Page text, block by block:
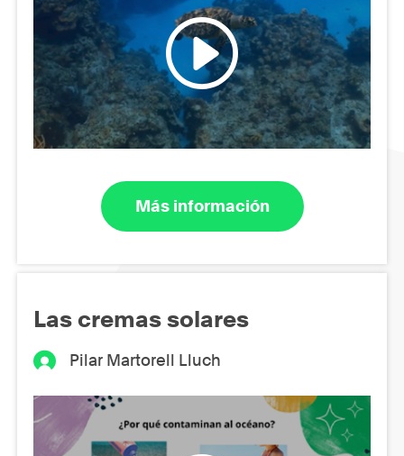
Más información
Las cremas solares
Pilar Martorell Lluch